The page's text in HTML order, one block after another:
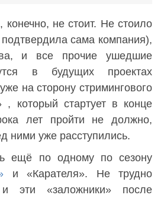
конечно, не стоит. Не стоило
сама компания),
и все прочие ушедшие
в будущих проектах
на сторону стримингового
, который стартует в конце
лет пройти не должно,
ними уже расступились.
ещё по одному по сезону
и «Карателя». Не трудно
и эти «заложники» после